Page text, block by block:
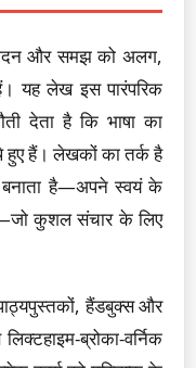
और समझ को अलग,
यह लेख इस पारंपरिक
देता है कि भाषा का
हैं। लेखकों का तर्क है
बनाता है—अपने स्वयं के
कुशल संचार के लिए
हैंडबुक्स और
ब्रोका-वर्निक